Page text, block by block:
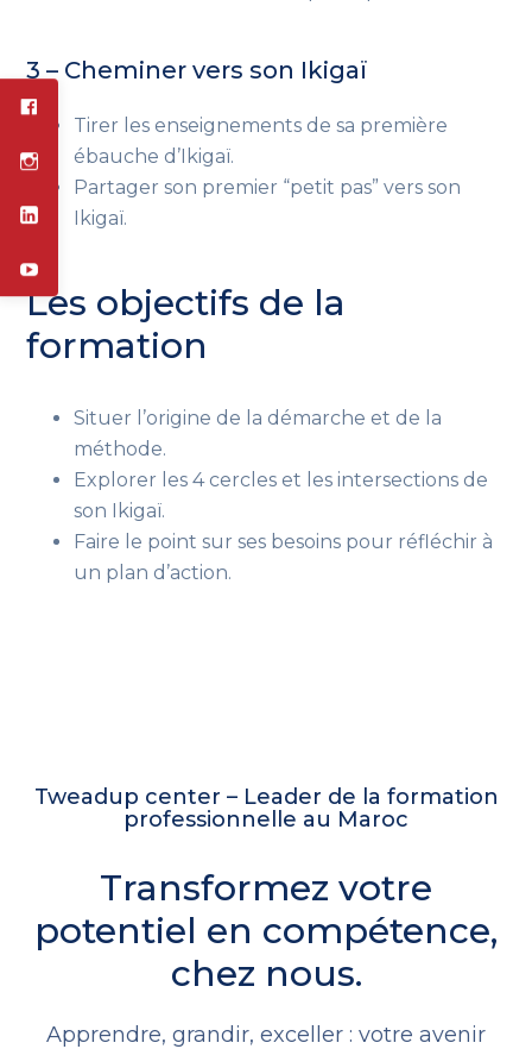
3 – Cheminer vers son Ikigaï
Tirer les enseignements de sa première
ébauche d’Ikigaï.
Partager son premier “petit pas” vers son
Ikigaï.
Les objectifs de la
formation
Situer l’origine de la démarche et de la
méthode.
Explorer les 4 cercles et les intersections de
son Ikigaï.
Faire le point sur ses besoins pour réfléchir à
un plan d’action.
Tweadup center – Leader de la formation
professionnelle au Maroc
Transformez votre
potentiel en compétence,
chez nous.
Apprendre, grandir, exceller : votre avenir